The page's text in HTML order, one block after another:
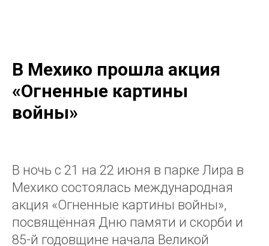
В Мехико прошла акция
«Огненные картины
войны»
В ночь с 21 на 22 июня в парке Лира в
Мехико состоялась международная
акция «Огненные картины войны»,
посвящённая Дню памяти и скорби и
85-й годовщине начала Великой